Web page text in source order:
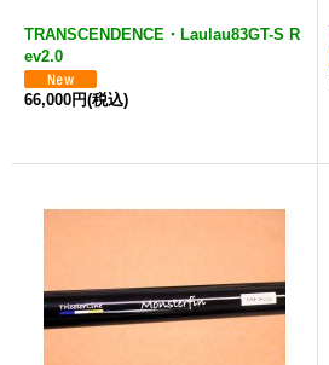
TRANSCENDENCE・Laulau83GT-S R
ev2.0
66,000円(税込)